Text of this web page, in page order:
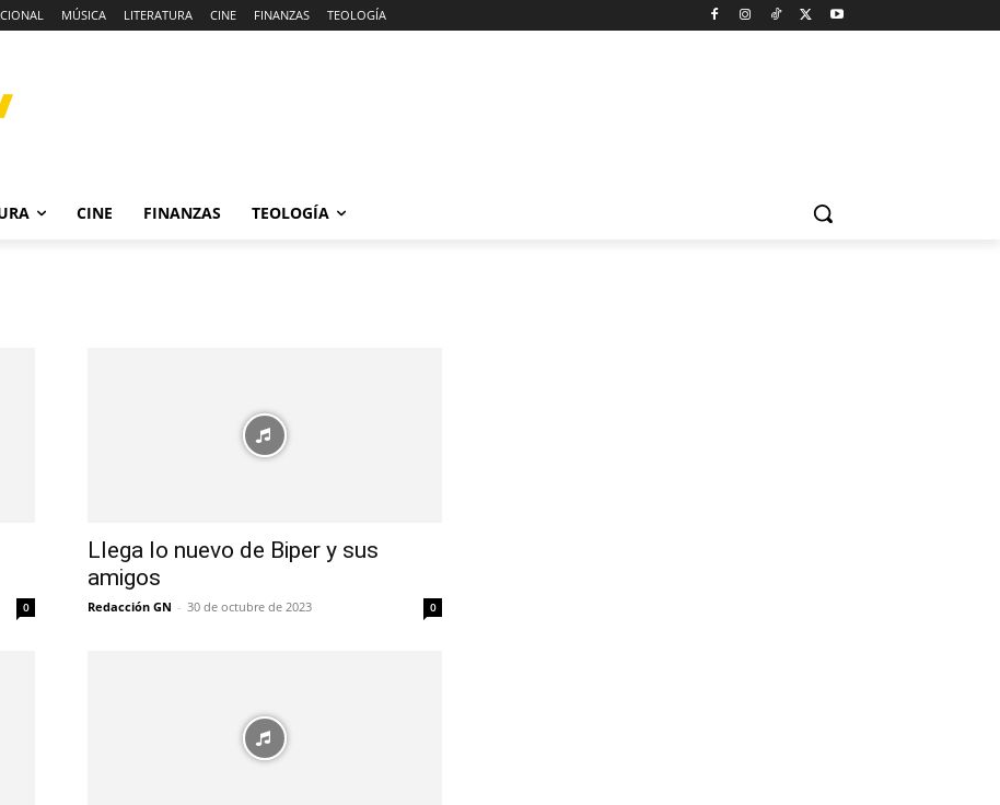
MÚSICA LITERATURA CINE FINANZAS TEOLOGÍA
CINE FINANZAS TEOLOGÍA
0
Llega lo nuevo de Biper y sus
amigos
Redacción GN - 30 de octubre de 2023 0